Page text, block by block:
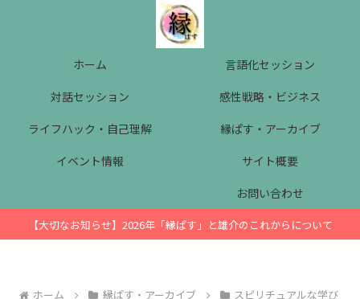
ホーム
言語化セッション
対話セッション
感性戦略・ビジネス
ライフハック・自己理解
縁ぱす・アーカイブ
イベント情報
サイト概要
お問い合わせ
【大切なお知らせ】2026年「縁ぱす」と雄介のこれからについて
ホーム 縁ぱす・アーカイブ スピリチュアルな学び